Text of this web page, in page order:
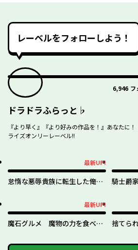
レーベルをフォローしよう！
6,946 フ
ドラドラふらっと♭
『より早く』『より好みの作品を！』あなたに
ライズオンリーレーベル!!
最新UP!
怠惰な悪辱貴族に転生した俺、
騎士爵
最新UP!
魔石グルメ 魔物の力を食べた
捨てら